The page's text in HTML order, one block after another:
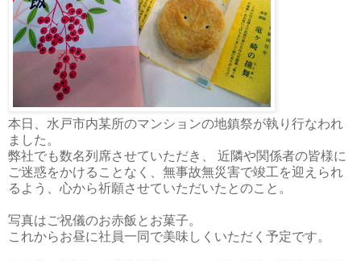
本日、水戸市内某所のマンションの地鎮祭が執り行なわれ
ました。
弊社でも数名列席させていただき、 近隣や関係者の皆様に
ご迷惑をかけることなく、無事故無災害で竣工を迎えられ
るよう、心から祈願させていただいたとのこと。
写真はご祝儀のお赤飯とお菓子。
これからお昼に社員一同で美味しくいただく予定です。